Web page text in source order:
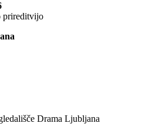
prireditvijo
Drama Ljubljana